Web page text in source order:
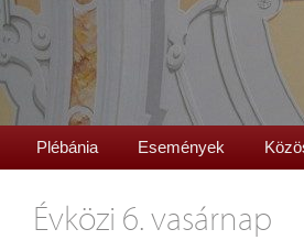
Plébánia Események
Évközi 6. vasárnap